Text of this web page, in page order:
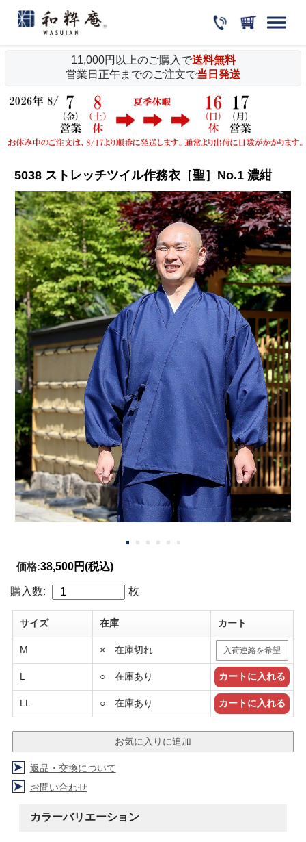
11,000円以上のご購入で送料無料
営業日正午までのご注文で当日発送
5038 ストレッチツイル作務衣［聖］No.1 濃紺
価格:38,500円(税込)
購入数: 枚
サイズ 在庫 カート
M × 在庫切れ 入荷連絡を希望
L ○ 在庫あり
LL ○ 在庫あり
返品・交換について
お問い合わせ
カラーバリエーション